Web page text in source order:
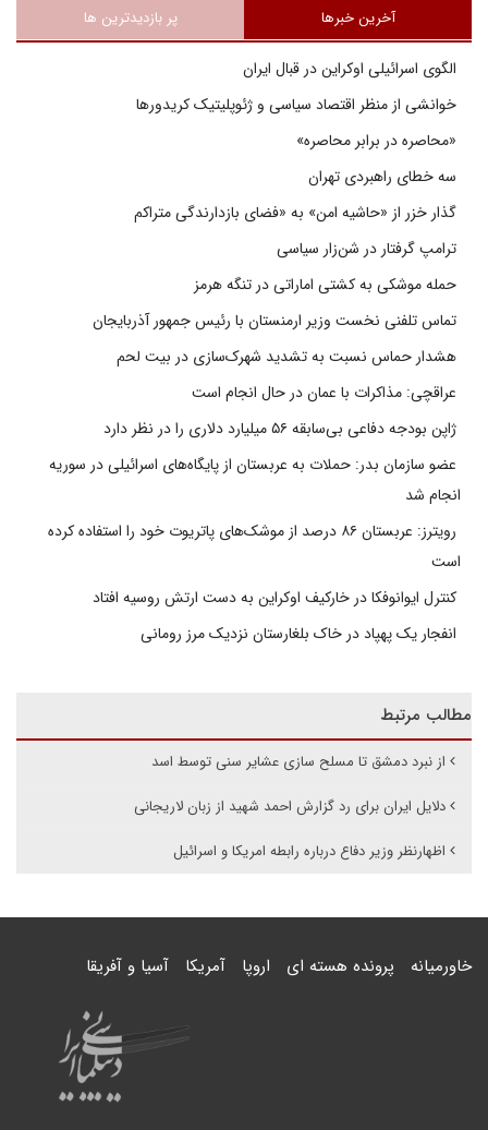
آخرین خبرها پر بازدیدترین ها
الگوی اسرائیلی اوکراین در قبال ایران
خوانشی از منظر اقتصاد سیاسی و ژئوپلیتیک کریدورها
«محاصره در برابر محاصره»
سه خطای راهبردی تهران
گذار خزر از «حاشیه امن» به «فضای بازدارندگی متراکم
ترامپ گرفتار در شن‌زار سیاسی
حمله موشکی به کشتی اماراتی در تنگه هرمز
تماس تلفنی نخست وزیر ارمنستان با رئیس جمهور آذربایجان
هشدار حماس نسبت به تشدید شهرک‌سازی در بیت‌ لحم
عراقچی: مذاکرات با عمان در حال انجام است
ژاپن بودجه دفاعی بی‌سابقه ۵۶ میلیارد دلاری را در نظر دارد
عضو سازمان بدر: حملات به عربستان از پایگاه‌های اسرائیلی در سوریه
انجام شد
رویترز: عربستان ۸۶ درصد از موشک‌های پاتریوت خود را استفاده کرده
است
کنترل ایوانوفکا در خارکیف اوکراین به دست ارتش روسیه افتاد
انفجار یک پهپاد در خاک بلغارستان نزدیک مرز رومانی
مطالب مرتبط
از نبرد دمشق تا مسلح سازی عشایر سنی توسط اسد
دلایل ایران برای رد گزارش احمد شهید از زبان لاریجانی
اظهارنظر وزیر دفاع درباره رابطه امریکا و اسرائیل
خاورمیانه پرونده هسته ای اروپا آمریکا آسیا و آفریقا